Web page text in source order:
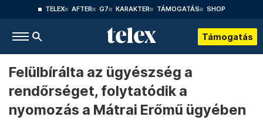
TELEX AFTER G7 KARAKTER TÁMOGATÁS SHOP
Támogatás
Felülbírálta az ügyészség a
rendőrséget, folytatódik a
nyomozás a Mátrai Erőmű ügyében